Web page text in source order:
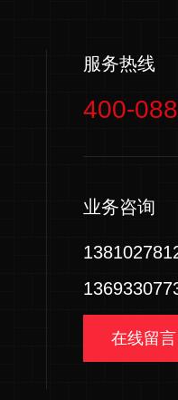
服务热线
400-
业务咨询
在线留言